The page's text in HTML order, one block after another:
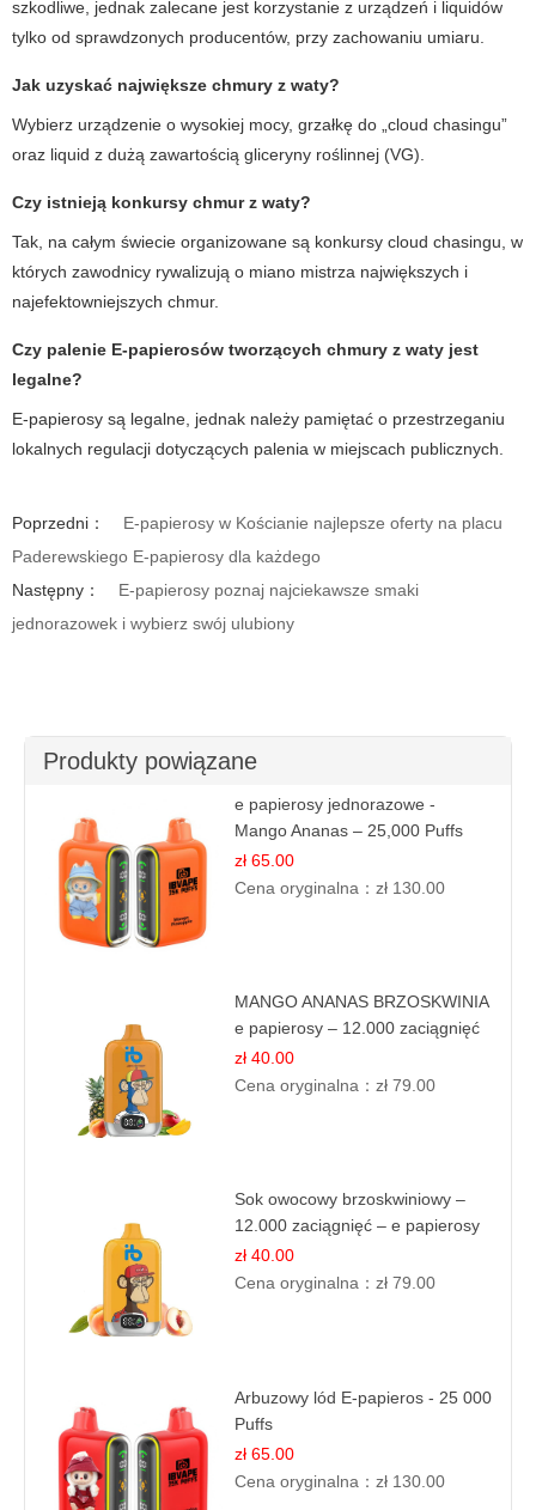
szkodliwe, jednak zalecane jest korzystanie z urządzeń i liquidów
tylko od sprawdzonych producentów, przy zachowaniu umiaru.
Jak uzyskać największe chmury z waty?
Wybierz urządzenie o wysokiej mocy, grzałkę do „cloud chasingu”
oraz liquid z dużą zawartością gliceryny roślinnej (VG).
Czy istnieją konkursy chmur z waty?
Tak, na całym świecie organizowane są konkursy cloud chasingu, w
których zawodnicy rywalizują o miano mistrza największych i
najefektowniejszych chmur.
Czy palenie E-papierosów tworzących chmury z waty jest
legalne?
E-papierosy są legalne, jednak należy pamiętać o przestrzeganiu
lokalnych regulacji dotyczących palenia w miejscach publicznych.
Poprzedni：
E-papierosy w Kościanie najlepsze oferty na placu
Paderewskiego E-papierosy dla każdego
Następny：
E-papierosy poznaj najciekawsze smaki
jednorazowek i wybierz swój ulubiony
Produkty powiązane
e papierosy jednorazowe -
Mango Ananas – 25,000 Puffs
zł 65.00
Cena oryginalna：zł 130.00
MANGO ANANAS BRZOSKWINIA
e papierosy – 12.000 zaciągnięć
zł 40.00
Cena oryginalna：zł 79.00
Sok owocowy brzoskwiniowy –
12.000 zaciągnięć – e papierosy
jednorazowe
zł 40.00
Cena oryginalna：zł 79.00
Arbuzowy lód E-papieros - 25 000
Puffs
zł 65.00
Cena oryginalna：zł 130.00